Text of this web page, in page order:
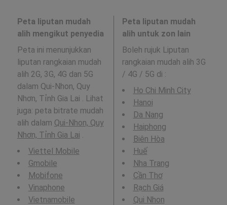
Peta liputan mudah
alih mengikut penyedia
Peta ini menunjukkan
liputan rangkaian mudah
alih 2G, 3G, 4G dan 5G
dalam Qui-Nhon, Quy
Nhơn, Tỉnh Gia Lai . Lihat
juga: peta bitrate mudah
alih dalam Qui-Nhon, Quy
Nhơn, Tỉnh Gia Lai
Viettel Mobile
Gmobile
Mobifone
Vinaphone
Vietnamobile
Peta liputan mudah
alih untuk zon lain
Boleh rujuk Liputan
rangkaian mudah alih 3G
/ 4G / 5G di :
Ho Chi Minh City
Hanoi
Da Nang
Haiphong
Biên Hòa
Huế
Nha Trang
Cần Thơ
Rạch Giá
Qui Nhon